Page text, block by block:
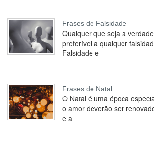
Frases de Falsidade
Qualquer que seja a
preferível a qualquer
Falsidade e
Frases de Natal
O Natal é uma época
o amor deverão ser
e a